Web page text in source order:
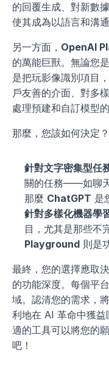
的回覆生成、對新數
使其成為以語言和溝
另一方面， OpenAI
的萬能巨獸。無論您
是把玩影像識別項目
戶友善的介面、對多
處理預建和自訂模型
那麼，您該如何決定？
針對文字密集型任
關的任務——如聊
那麼 ChatGPT 是
針對多樣化機器學
目，尤其是那些不
Playground 則是
最終，您的選擇應取
的功能深度。每個平
域。認清您的需求，
利地在 AI 革命中獲
適的工具可以將您的
吧！